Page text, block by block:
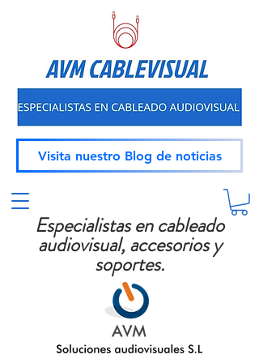
Visita nuestro Blog de noticias
Especialistas en cableado
audiovisual, accesorios y
soportes.